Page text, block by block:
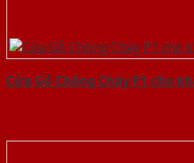
Cửa Gỗ Chống Cháy P1 cho